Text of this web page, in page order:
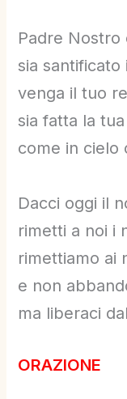
Padre Nostro
sia santificato
venga il tuo
sia fatta la
come in cielo
Dacci oggi il
rimetti a noi i
rimettiamo ai
e non
ma liberaci
ORAZIONE